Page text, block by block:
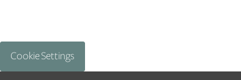
Cookie Settings